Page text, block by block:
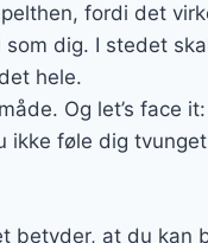
fordi det
dig. I stedet
hele.
Og let’s face
ikke føle dig
betyder, at du kan